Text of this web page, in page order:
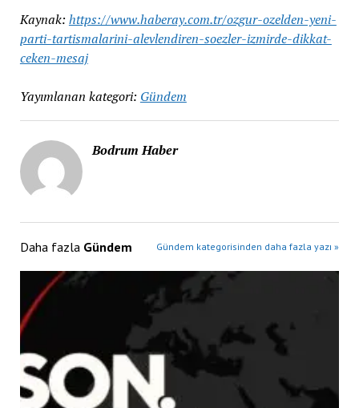
Kaynak: https://www.haberay.com.tr/ozgur-ozelden-yeni-
parti-tartismalarini-alevlendiren-soezler-izmirde-dikkat-
ceken-mesaj
Yayımlanan kategori: Gündem
Bodrum Haber
Daha fazla Gündem Gündem kategorisinden daha fazla yazı »